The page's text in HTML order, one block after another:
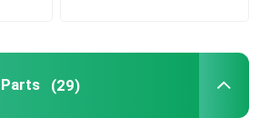
(29)